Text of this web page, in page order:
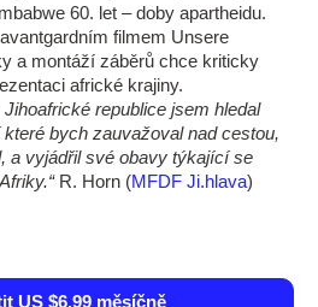
60. let – doby apartheidu.
filmem Unsere
a montáží záběrů chce kriticky
africké krajiny.
republice jsem hledal
bych zauvažoval nad cestou,
a vyjádřil své obavy týkající se
R. Horn (MFDF Ji.hlava)
US $6.99 měsíčně